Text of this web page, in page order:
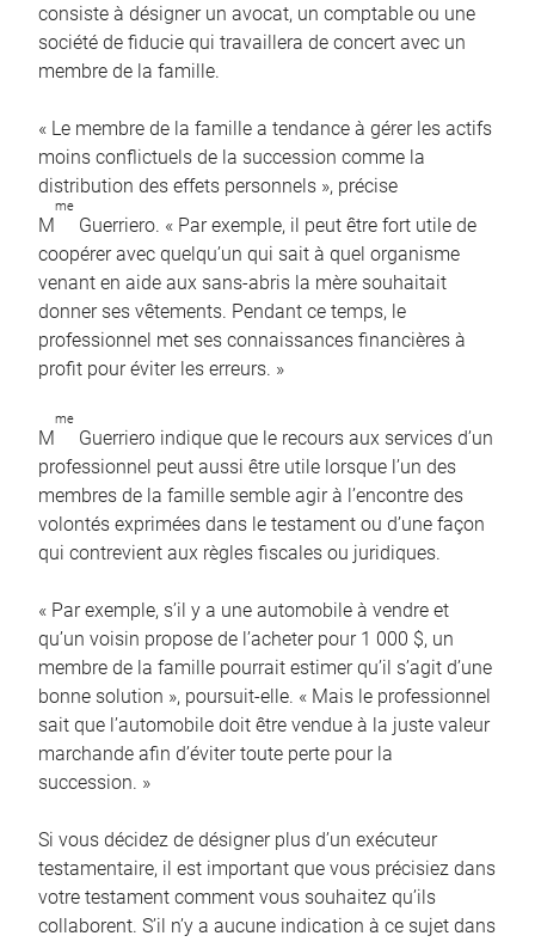
consiste à désigner un avocat, un comptable ou une
société de fiducie qui travaillera de concert avec un
membre de la famille.
« Le membre de la famille a tendance à gérer les actifs
moins conflictuels de la succession comme la
distribution des effets personnels », précise
M
me
Guerriero. « Par exemple, il peut être fort utile de
coopérer avec quelqu’un qui sait à quel organisme
venant en aide aux sans-abris la mère souhaitait
donner ses vêtements. Pendant ce temps, le
professionnel met ses connaissances financières à
profit pour éviter les erreurs. »
M
me
Guerriero indique que le recours aux services d’un
professionnel peut aussi être utile lorsque l’un des
membres de la famille semble agir à l’encontre des
volontés exprimées dans le testament ou d’une façon
qui contrevient aux règles fiscales ou juridiques.
« Par exemple, s’il y a une automobile à vendre et
qu’un voisin propose de l’acheter pour 1 000 $, un
membre de la famille pourrait estimer qu’il s’agit d’une
bonne solution », poursuit-elle. « Mais le professionnel
sait que l’automobile doit être vendue à la juste valeur
marchande afin d’éviter toute perte pour la
succession. »
Si vous décidez de désigner plus d’un exécuteur
testamentaire, il est important que vous précisiez dans
votre testament comment vous souhaitez qu’ils
collaborent. S’il n’y a aucune indication à ce sujet dans